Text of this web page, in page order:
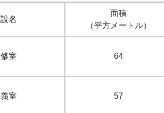
名
面積
（平方メートル）
室 64
室 57